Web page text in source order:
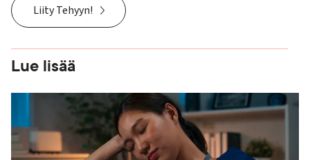
Liity Tehyyn!
Lue lisää